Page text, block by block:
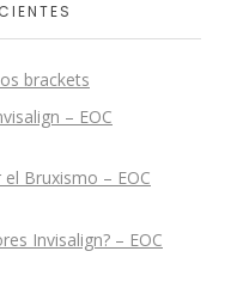
brackets
– EOC
Bruxismo – EOC
Invisalign? – EOC